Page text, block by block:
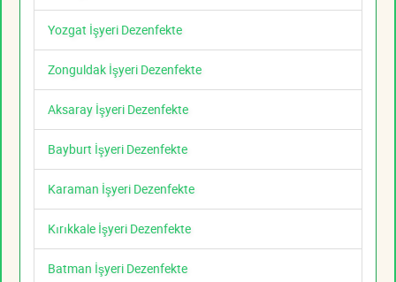
Yozgat İşyeri Dezenfekte
Zonguldak İşyeri Dezenfekte
Aksaray İşyeri Dezenfekte
Bayburt İşyeri Dezenfekte
Karaman İşyeri Dezenfekte
Kırıkkale İşyeri Dezenfekte
Batman İşyeri Dezenfekte